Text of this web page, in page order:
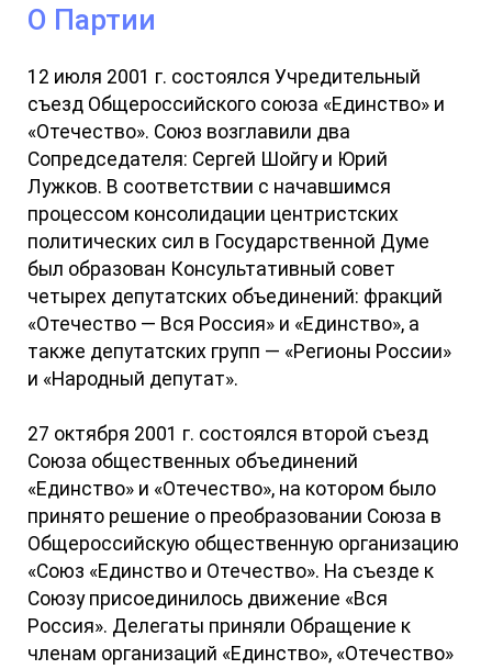
О Партии
12 июля 2001 г. состоялся Учредительный
съезд Общероссийского союза «Единство» и
«Отечество». Союз возглавили два
Сопредседателя: Сергей Шойгу и Юрий
Лужков. В соответствии с начавшимся
процессом консолидации центристских
политических сил в Государственной Думе
был образован Консультативный совет
четырех депутатских объединений: фракций
«Отечество — Вся Россия» и «Единство», а
также депутатских групп — «Регионы России»
и «Народный депутат».
27 октября 2001 г. состоялся второй съезд
Союза общественных объединений
«Единство» и «Отечество», на котором было
принято решение о преобразовании Союза в
Общероссийскую общественную организацию
«Союз «Единство и Отечество». На съезде к
Союзу присоединилось движение «Вся
Россия». Делегаты приняли Обращение к
членам организаций «Единство», «Отечество»